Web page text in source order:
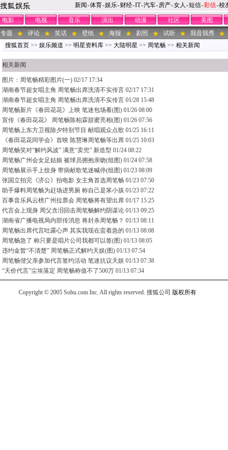
新闻-体育-娱乐-财经-IT-汽车-房产-女人 -短信-彩信-校
电影 电视 音乐 演出 动漫 社区 美图
专题 评论 笑话 壁纸 海报 剧照 试听 我音我秀
搜狐首页 >> 娱乐频道 >> 明星资料库 >> 大陆明星 >> 周笔畅 >> 相关新闻
相关新闻
图片：周笔畅精彩图片(一) 02/17 17:34
湖南春节超女唱主角 周笔畅出席洗清不实传言 02/17 17:31
湖南春节超女唱主角 周笔畅出席洗清不实传言 01/28 15:48
周笔畅新片《春田花花》上映 笔迷包场看(图) 01/26 08:00
宣传《春田花花》 周笔畅陈柏霖甜蜜亮相(图) 01/26 07:56
周笔畅上东方卫视除夕特别节目 献唱观众点歌 01/25 16:11
《春田花花同学会》首映 陈慧琳周笔畅等出席 01/25 10:03
周笔畅笑对“解约风波” 满意“卖兜” 新造型 01/24 08:22
周笔畅广州会女足姑娘 被球员拥抱亲吻(组图) 01/24 07:58
周笔畅展示手上纹身 带病献歌笔迷喊停(组图) 01/23 08:09
张国立拍完《济公》拍电影 女主角首选周笔畅 01/23 07:50
助手爆料周笔畅为赶场进男厕 称自己是笨小孩 01/23 07:22
百事音乐风云榜广州拉票会 周笔畅将有望出席 01/17 15:25
代言会上现身 周父含泪回击周笔畅解约阴谋论 01/13 09:25
湖南省广播电视局内部传消息 将封杀周笔畅？ 01/13 08:11
周笔畅出席代言吐露心声 其实我现在蛮着急的 01/13 08:08
周笔畅急了 称只要是唱片公司我都可以签(图) 01/13 08:05
违约金暂“不清楚” 周笔畅正式解约天娱(图) 01/13 07:54
周笔畅偕父亲参加代言签约活动 笔迷抗议天娱 01/13 07:38
“天价代言”尘埃落定 周笔畅称值不了500万 01/13 07:34
Copyright © 2005 Sohu.com Inc. All rights reserved. 搜狐公司 版权所有